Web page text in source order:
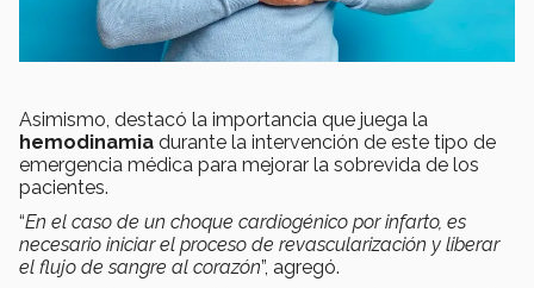
Asimismo, destacó la importancia que juega la
hemodinamia durante la intervención de este tipo de
emergencia médica para mejorar la sobrevida de los
pacientes.
“En el caso de un choque cardiogénico por infarto, es
necesario iniciar el proceso de revascularización y liberar
el flujo de sangre al corazón”, agregó.